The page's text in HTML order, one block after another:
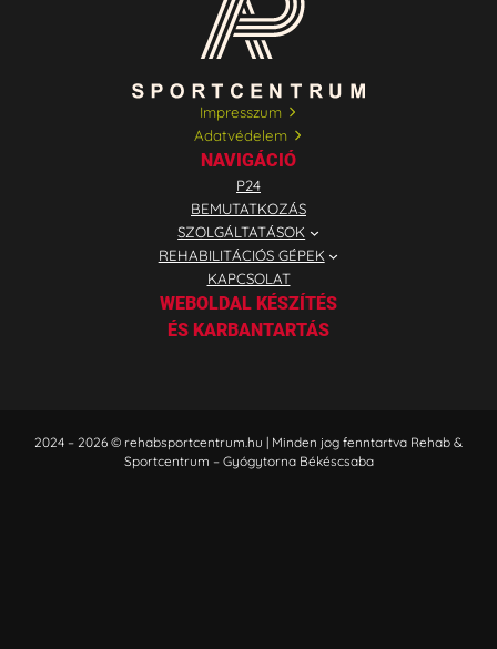
Impresszum
Adatvédelem
NAVIGÁCIÓ
P24
BEMUTATKOZÁS
SZOLGÁLTATÁSOK
REHABILITÁCIÓS GÉPEK
KAPCSOLAT
WEBOLDAL KÉSZÍTÉS
ÉS KARBANTARTÁS
2024 – 2026 © rehabsportcentrum.hu | Minden jog fenntartva Rehab &
Sportcentrum – Gyógytorna Békéscsaba